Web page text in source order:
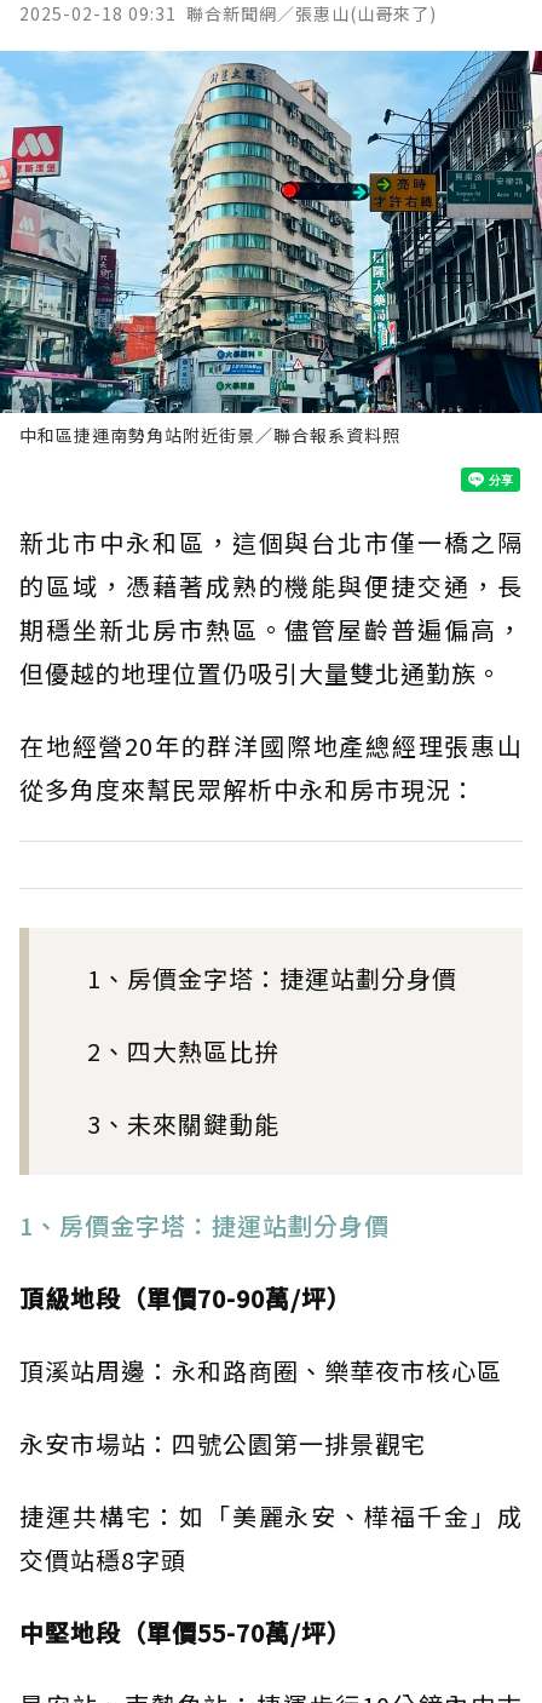
2025-02-18 09:31 聯合新聞網／張惠山(山哥來了)
中和區捷運南勢角站附近街景／聯合報系資料照
新北市中永和區，這個與台北市僅一橋之隔
的區域，憑藉著成熟的機能與便捷交通，長
期穩坐新北房市熱區。儘管屋齡普遍偏高，
但優越的地理位置仍吸引大量雙北通勤族。
在地經營20年的群洋國際地產總經理張惠山
從多角度來幫民眾解析中永和房市現況：
1、房價金字塔：捷運站劃分身價
2、四大熱區比拚
3、未來關鍵動能
1、房價金字塔：捷運站劃分身價
頂級地段（單價70-90萬/坪）
頂溪站周邊：永和路商圈、樂華夜市核心區
永安市場站：四號公園第一排景觀宅
捷運共構宅：如「美麗永安、樺福千金」成
交價站穩8字頭
中堅地段（單價55-70萬/坪）